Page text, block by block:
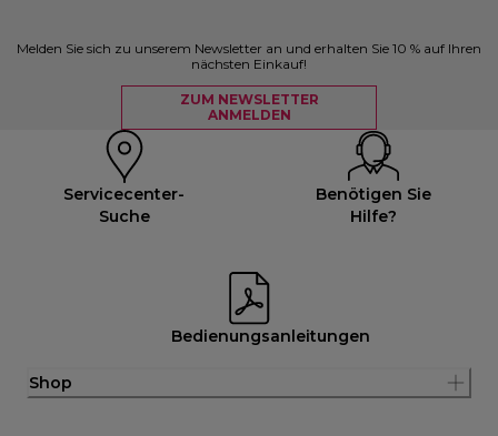
Melden Sie sich zu unserem Newsletter an und erhalten Sie 10 % auf Ihren
nächsten Einkauf!
ZUM NEWSLETTER
ANMELDEN
Servicecenter-
Suche
Benötigen Sie
Hilfe?
Bedienungsanleitungen
Shop